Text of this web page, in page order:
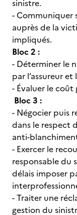
sinistre.
- Communiquer
auprès de la
impliqués.
Bloc 2 :
- Déterminer le
par l’assureur
- Évaluer le
Bloc 3 :
- Négocier puis
dans le respect
anti-
- Exercer le
responsable du
délais imposer
- Traiter une
gestion du